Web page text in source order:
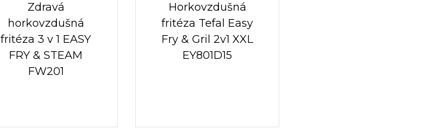
Zdravá
horkovzdušná
fritéza 3 v 1 EASY
FRY & STEAM
FW201
Horkovzdušná
fritéza Tefal Easy
Fry & Gril 2v1 XXL
EY801D15